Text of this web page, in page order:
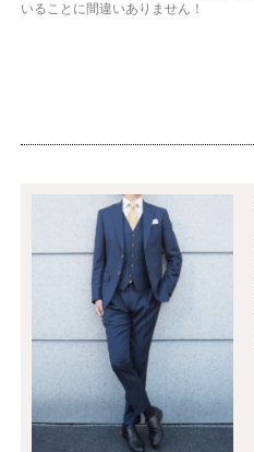
いることに間違いありません！